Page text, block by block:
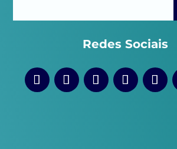
Redes Sociais